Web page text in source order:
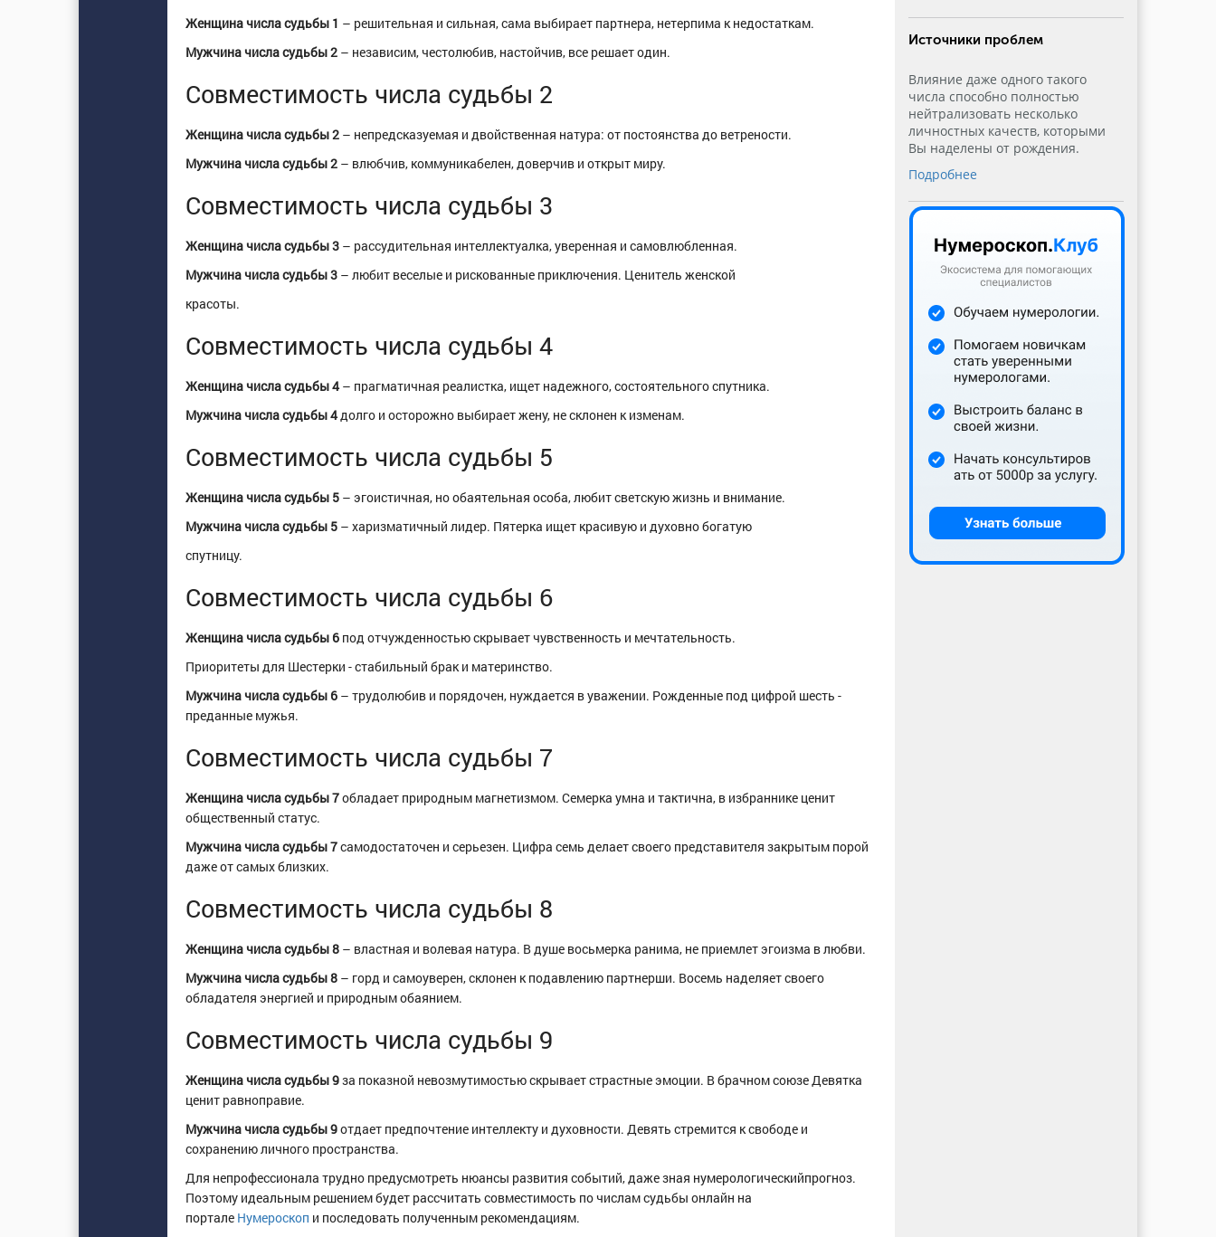
Женщина числа судьбы 1 – решительная и сильная, сама выбирает партнера, нетерпима к недостаткам.
Мужчина числа судьбы 2– независим, честолюбив, настойчив, все решает один.
Совместимость числа судьбы 2
Женщина числа судьбы 2– непредсказуемая и двойственная натура: от постоянства до ветрености.
Мужчина числа судьбы 2– влюбчив, коммуникабелен, доверчив и открыт миру.
Совместимость числа судьбы 3
Женщина числа судьбы 3– рассудительная интеллектуалка, уверенная и самовлюбленная.
Мужчина числа судьбы 3– любит веселые и рискованные приключения. Ценитель женской
красоты.
Совместимость числа судьбы 4
Женщина числа судьбы 4– прагматичная реалистка, ищет надежного, состоятельного спутника.
Мужчина числа судьбы 4долго и осторожно выбирает жену, не склонен к изменам.
Совместимость числа судьбы 5
Женщина числа судьбы 5– эгоистичная, но обаятельная особа, любит светскую жизнь и внимание.
Мужчина числа судьбы 5– харизматичный лидер. Пятерка ищет красивую и духовно богатую
спутницу.
Совместимость числа судьбы 6
Женщина числа судьбы 6под отчужденностью скрывает чувственность и мечтательность.
Приоритеты для Шестерки - стабильный брак и материнство.
Мужчина числа судьбы 6– трудолюбив и порядочен, нуждается в уважении. Рожденные под цифрой шесть -
преданные мужья.
Совместимость числа судьбы 7
Женщина числа судьбы 7обладает природным магнетизмом. Семерка умна и тактична, в избраннике ценит
общественный статус.
Мужчина числа судьбы 7самодостаточен и серьезен. Цифра семь делает своего представителя закрытым порой
даже от самых близких.
Совместимость числа судьбы 8
Женщина числа судьбы 8– властная и волевая натура. В душе восьмерка ранима, не приемлет эгоизма в любви.
Мужчина числа судьбы 8– горд и самоуверен, склонен к подавлению партнерши. Восемь наделяет своего
обладателя энергией и природным обаянием.
Совместимость числа судьбы 9
Женщина числа судьбы 9за показной невозмутимостью скрывает страстные эмоции. В брачном союзе Девятка
ценит равноправие.
Мужчина числа судьбы 9отдает предпочтение интеллекту и духовности. Девять стремится к свободе и
сохранению личного пространства.
Для непрофессионала трудно предусмотреть нюансы развития событий, даже зная нумерологическийпрогноз.
Поэтому идеальным решением будет рассчитать совместимость по числам судьбы онлайн на
портале Нумероскоп и последовать полученным рекомендациям.
Источники проблем
Влияние даже одного такого
числа способно полностью
нейтрализовать несколько
личностных качеств, которыми
Вы наделены от рождения.
Подробнее